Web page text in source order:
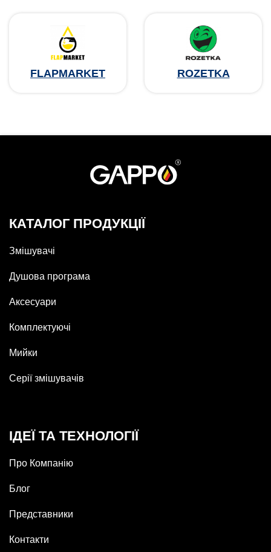
FLAPMARKET ROZETKA
КАТАЛОГ ПРОДУКЦІЇ
Змішувачі
Душова програма
Аксесуари
Комплектуючі
Мийки
Серії змішувачів
ІДЕЇ ТА ТЕХНОЛОГІЇ
Про Компанію
Блог
Представники
Контакти